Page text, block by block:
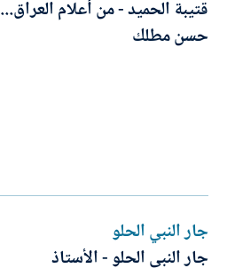
قتيبة الحميد - من أعلام العراق...
حسن مطلك
جار النبي الحلو
جار النبى الحلو - الأستاذ